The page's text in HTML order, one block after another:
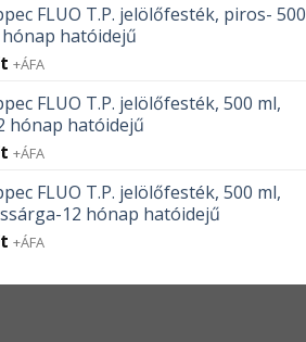
107 Ft.95 Ft.
FLUO T.P. jelölőfesték, piros- 500
hónap hatóidejű
+ÁFA
FLUO T.P. jelölőfesték, 500 ml,
hónap hatóidejű
+ÁFA
FLUO T.P. jelölőfesték, 500 ml,
12 hónap hatóidejű
+ÁFA